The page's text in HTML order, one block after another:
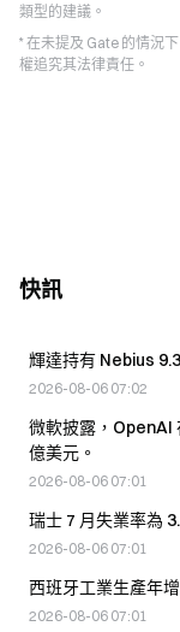
類型的建議。
* 在未提及 Gate 的情況
權追究其法律責任。
快訊
輝達持有 Nebius
2026-08-06 07:02
微軟披露，OpenAI
億美元。
2026-08-06 07:01
瑞士 7 月失業率為
2026-08-06 07:01
西班牙工業生產年
2026-08-06 07:01